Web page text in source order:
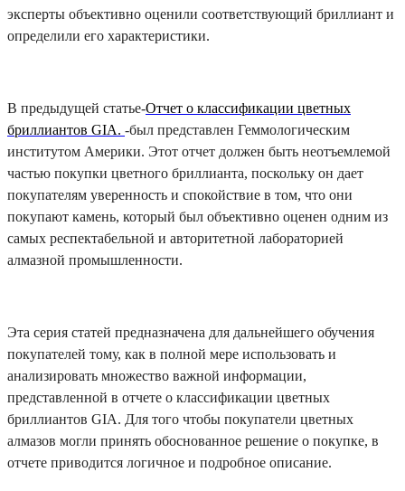
эксперты объективно оценили соответствующий бриллиант и
определили его характеристики.
В предыдущей статье-Отчет о классификации цветных
бриллиантов GIA. -был представлен Геммологическим
институтом Америки. Этот отчет должен быть неотъемлемой
частью покупки цветного бриллианта, поскольку он дает
покупателям уверенность и спокойствие в том, что они
покупают камень, который был объективно оценен одним из
самых респектабельной и авторитетной лабораторией
алмазной промышленности.
Эта серия статей предназначена для дальнейшего обучения
покупателей тому, как в полной мере использовать и
анализировать множество важной информации,
представленной в отчете о классификации цветных
бриллиантов GIA. Для того чтобы покупатели цветных
алмазов могли принять обоснованное решение о покупке, в
отчете приводится логичное и подробное описание.